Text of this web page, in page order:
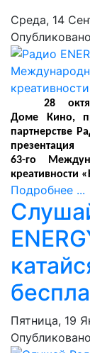
Среда, 14
28
Доме Кино,
партнерстве
презентация
63-го
креативности
Подробнее ...
Пятница, 19